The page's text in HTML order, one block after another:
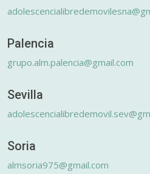
Palencia
grupo.alm.palencia@gmail.com
Sevilla
Soria
almsoria975@gmail.com